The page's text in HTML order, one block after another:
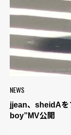
NEWS
jjean、sheidAを
boy”MV公開